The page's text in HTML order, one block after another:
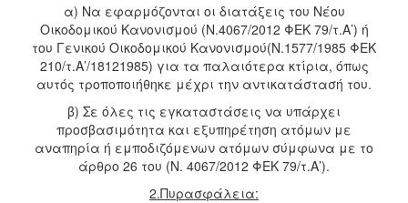
α) Να εφαρμόζονται οι διατάξεις του Νέου
Οικοδομικού Κανονισμού (Ν.4067/2012 ΦΕΚ 79/τ.Α’) ή
του Γενικού Οικοδομικού Κανονισμού(Ν.1577/1985 ΦΕΚ
210/τ.Α’/18121985) για τα παλαιότερα κτίρια, όπως
αυτός τροποποιήθηκε μέχρι την αντικατάστασή του.
β) Σε όλες τις εγκαταστάσεις να υπάρχει
προσβασιμότητα και εξυπηρέτηση ατόμων με
αναπηρία ή εμποδιζόμενων ατόμων σύμφωνα με το
άρθρο 26 του (Ν. 4067/2012 ΦΕΚ 79/τ.Α’).
2.Πυρασφάλεια: